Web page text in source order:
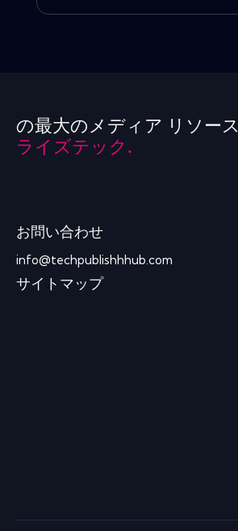
の最大のメディア リソース
ライズテック.
お問い合わせ
info@techpublishhhub.com
サイトマップ